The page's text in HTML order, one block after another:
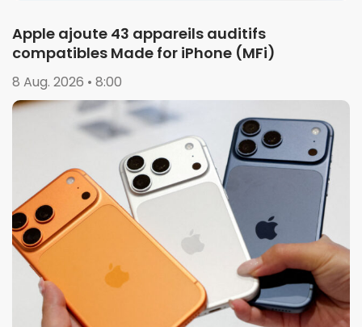
Apple ajoute 43 appareils auditifs
compatibles Made for iPhone (MFi)
8 Aug. 2026 • 8:00